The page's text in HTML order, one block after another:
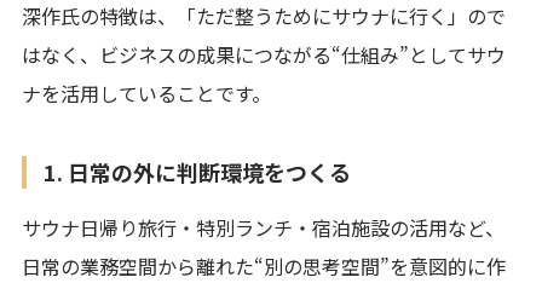
深作氏の特徴は、「ただ整うためにサウナに行く」ので
はなく、ビジネスの成果につながる“仕組み”としてサウ
ナを活用していることです。
1. 日常の外に判断環境をつくる
サウナ日帰り旅行・特別ランチ・宿泊施設の活用など、
日常の業務空間から離れた“別の思考空間”を意図的に作